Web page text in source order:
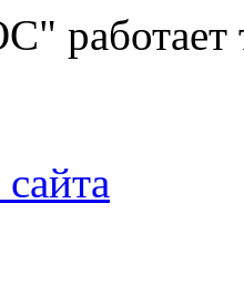
работает